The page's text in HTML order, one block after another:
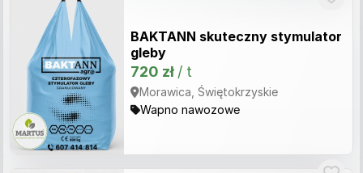
BAKTANN skuteczny stymulator
gleby
720 zł / t
Morawica, Świętokrzyskie
Wapno nawozowe